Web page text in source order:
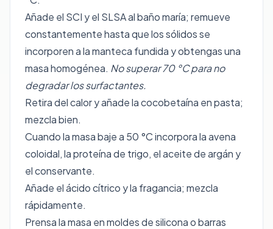
Añade el SCI y el SLSA al baño maría; remueve
constantemente hasta que los sólidos se
incorporen a la manteca fundida y obtengas una
masa homogénea. No superar 70 °C para no
degradar los surfactantes.
Retira del calor y añade la cocobetaína en pasta;
mezcla bien.
Cuando la masa baje a 50 °C incorpora la avena
coloidal, la proteína de trigo, el aceite de argán y
el conservante.
Añade el ácido cítrico y la fragancia; mezcla
rápidamente.
Prensa la masa en moldes de silicona o barras